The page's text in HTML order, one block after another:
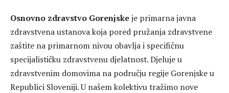
Osnovno zdravstvo Gorenjskeje primarna javna
zdravstvena ustanova koja pored pružanja zdravstvene
zaštite na primarnom nivou obavlja i specifičnu
specijalističku zdravstvenu djelatnost. Djeluje u
zdravstvenim domovima na području regije Gorenjske u
Republici Sloveniji. U našem kolektivu tražimo nove